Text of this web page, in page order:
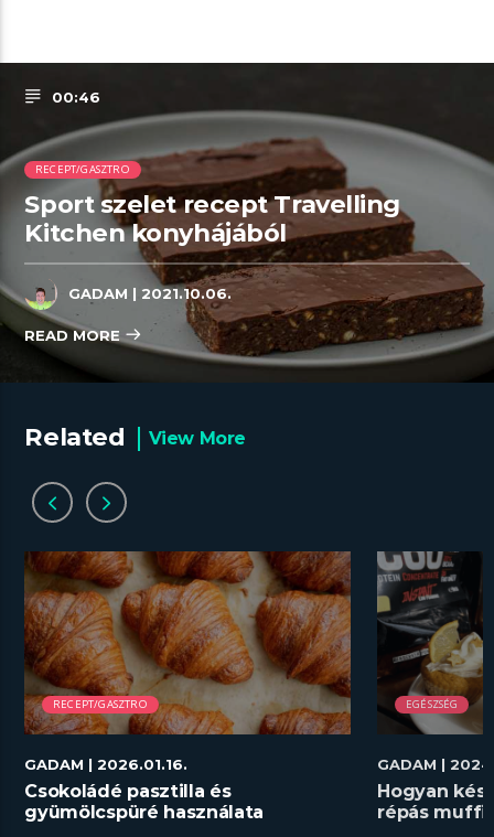
00:46
RECEPT/GASZTRO
Sport szelet recept Travelling
Kitchen konyhájából
GADAM | 2021.10.06.
READ MORE
Related View More
RECEPT/GASZTRO
GADAM | 2026.01.16.
Csokoládé pasztilla és
gyümölcspüré használata
EGÉSZSÉG
GADAM |
Hogyan
répás